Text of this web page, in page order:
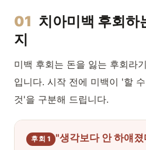
01 치아미백 후회하
지
미백 후회는 돈을 잃는 후회라
입니다. 시작 전에 미백이 '할
것'을 구분해 드립니다.
후회 1 "생각보다 안 하얘졌